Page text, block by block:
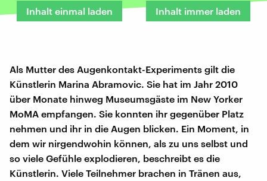
Inhalt einmal laden Inhalt immer laden
Als Mutter des Augenkontakt-Experiments gilt die
Künstlerin Marina Abramovic. Sie hat im Jahr 2010
über Monate hinweg Museumsgäste im New Yorker
MoMA empfangen. Sie konnten ihr gegenüber Platz
nehmen und ihr in die Augen blicken. Ein Moment, in
dem wir nirgendwohin können, als zu uns selbst und
so viele Gefühle explodieren, beschreibt es die
Künstlerin. Viele Teilnehmer brachen in Tränen aus,